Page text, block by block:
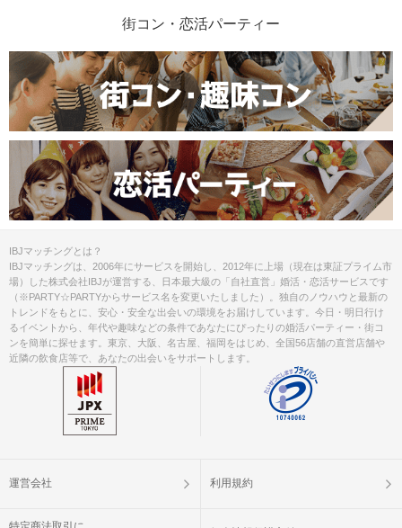
街コン・恋活パーティー
IBJマッチングとは？
IBJマッチングは、2006年にサービスを開始し、2012年に上場（現在は東証プライム市
場）した株式会社IBJが運営する、日本最大級の「自社直営」婚活・恋活サービスです
（※PARTY☆PARTYからサービス名を変更いたしました）。独自のノウハウと最新の
トレンドをもとに、安心・安全な出会いの環境をお届けしています。今日・明日行け
るイベントから、年代や趣味などの条件であなたにぴったりの婚活パーティー・街コ
ンを簡単に探せます。東京、大阪、名古屋、福岡をはじめ、全国56店舗の直営店舗や
近隣の飲食店等で、あなたの出会いをサポートします。
運営会社 利用規約